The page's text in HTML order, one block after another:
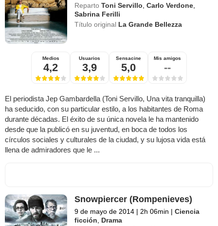
Reparto Toni Servillo,Carlo Verdone,
Sabrina Ferilli
Título original La Grande Bellezza
Medios
4,2
Usuarios
3,9
Sensacine
5,0
Mis amigos
--
El periodista Jep Gambardella (Toni Servillo, Una vita tranquilla)
ha seducido, con su particular estilo, a los habitantes de Roma
durante décadas. El éxito de su única novela le ha mantenido
desde que la publicó en su juventud, en boca de todos los
círculos sociales y culturales de la ciudad, y su lujosa vida está
llena de admiradores que le ...
Snowpiercer (Rompenieves)
9 de mayo de 2014 | 2h 06min | Ciencia
ficción, Drama